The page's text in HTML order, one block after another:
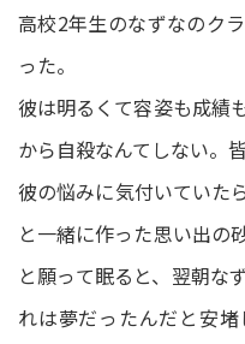
高校2年生のなずなのク
った。
彼は明るくて容姿も成績
から自殺なんてしない。
彼の悩みに気付いていた
と一緒に作った思い出の
と願って眠ると、翌朝な
れは夢だったんだと安